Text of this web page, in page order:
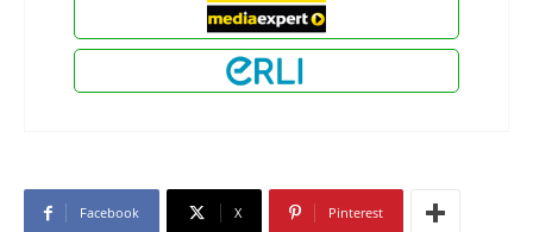
Facebook X Pinterest